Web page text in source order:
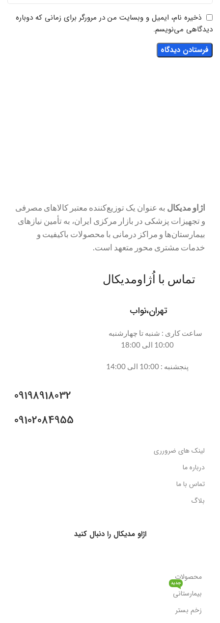
ذخیره نام، ایمیل و وبسایت من در مرورگر برای زمانی که دوباره
دیدگاهی می‌نویسم.
اژاو مدیکال به عنوان یک توزیع‌کننده معتبر کالاهای مصرفی
و تجهیزات پزشکی در بازار مرکزی ایران، به تأمین نیازهای
بیمارستان‌ها و مراکز درمانی با محصولات باکیفیت و
خدمات مشتری محور متعهد است.
تماس با اُژاومدیکال
تهران،نواب
ساعت کاری : شنبه تا چهارشنبه
پنجشنبه : 10:00 الی 14:00
09198918032
09102084955
لینک های ضرورری
درباره ما
تماس با ما
بلاگ
اژاو مدیکال را دنبال کنید
محصولات
بیمارستانی
جدید
زخم بستر